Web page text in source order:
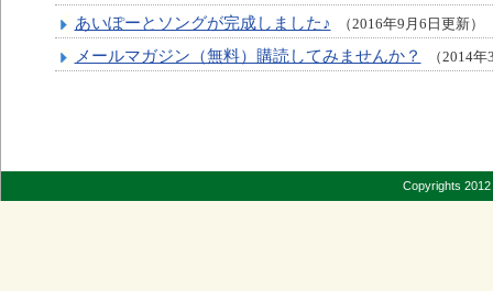
あいぽーとソングが完成しました♪
（2016年9月6日更新）
メールマガジン（無料）購読してみませんか？ （2014年
Copyrights